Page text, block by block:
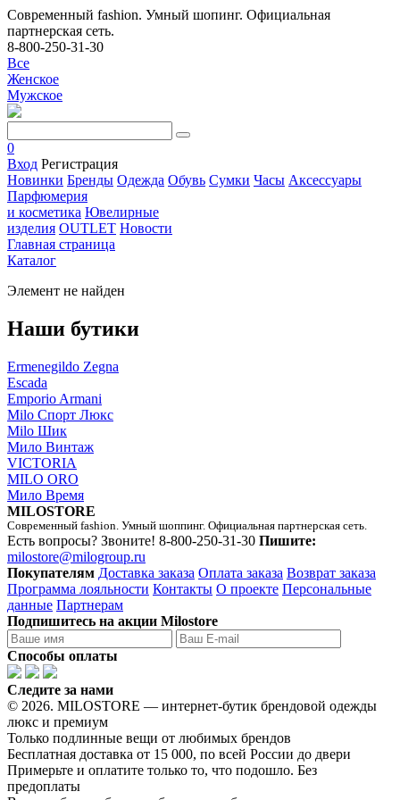
Современный fashion. Умный шопинг. Официальная
партнерская сеть.
8-800-250-31-30
Все
Женское
Мужское
0
Вход Регистрация
Новинки Бренды Одежда Обувь Сумки Часы Аксессуары
Парфюмерия
и косметика Ювелирные
изделия OUTLET Новости
Главная страница
Каталог
Элемент не найден
Наши бутики
Ermenegildo Zegna
Escada
Emporio Armani
Milo Спорт Люкс
Milo Шик
Мило Винтаж
VICTORIA
MILO ORO
Мило Время
MILOSTORE
Современный fashion. Умный шоппинг. Официальная партнерская сеть.
Есть вопросы? Звоните! 8-800-250-31-30 Пишите:
milostore@milogroup.ru
Покупателям Доставка заказа Оплата заказа Возврат заказа
Программа лояльности Контакты О проекте Персональные
данные Партнерам
Подпишитесь на акции Milostore
Способы оплаты
Следите за нами
© 2026. MILOSTORE — интернет-бутик брендовой одежды
люкс и премиум
Только подлинные вещи от любимых брендов
Бесплатная доставка от 15 000, по всей России до двери
Примерьте и оплатите только то, что подошло. Без
предоплаты